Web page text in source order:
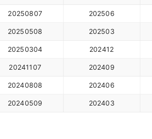
20250807 202506
20250508 202503
20250304 202412
20241107 202409
20240808 202406
20240509 202403